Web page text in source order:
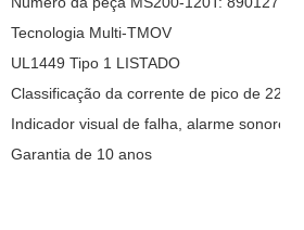
Tecnologia Multi-TMOV
UL1449 Tipo 1 LISTADO
Classificação da corrente de pico de
Indicador visual de falha, alarme sonoro
Garantia de 10 anos